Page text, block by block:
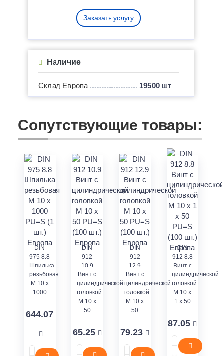
Заказать услугу
Наличие
Склад Европа 19500 шт
Сопутствующие товары:
DIN
975 8.8
Шпилька
резьбовая
M 10 x
1000
644.07
DIN
912
10.9
Винт с
цилиндрической
головкой
M 10 x
50
65.25
DIN
912
12.9
Винт с
цилиндрической
головкой
M 10 x
50
79.23
DIN
912 8.8
Винт с
цилиндрической
головкой
M 10 x
1 x 50
87.05